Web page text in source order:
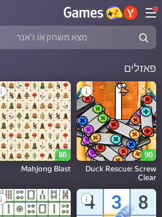
פאזלים
90
Duck Rescue: Screw
Clear
86
Mahjong Blast